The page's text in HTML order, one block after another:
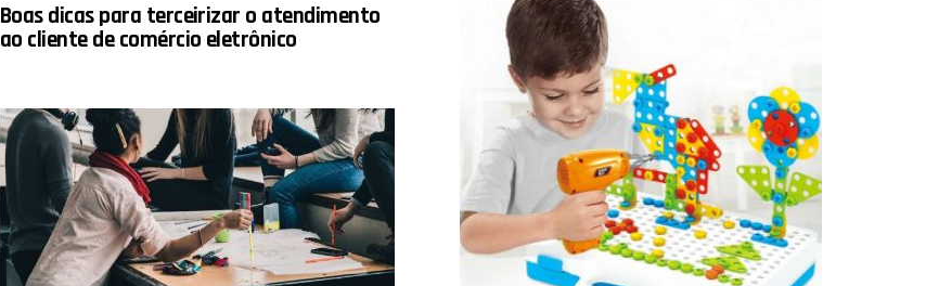
Boas dicas para terceirizar o atendimento
ao cliente de comércio eletrônico